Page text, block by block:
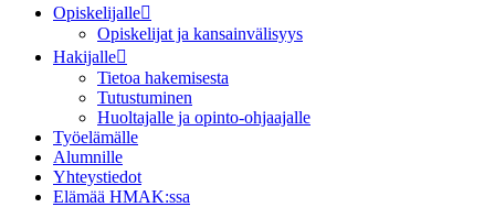
Opiskelijalle
Opiskelijat ja kansainvälisyys
Hakijalle
Tietoa hakemisesta
Tutustuminen
Huoltajalle ja opinto-ohjaajalle
Työelämälle
Alumnille
Yhteystiedot
Elämää HMAK:ssa